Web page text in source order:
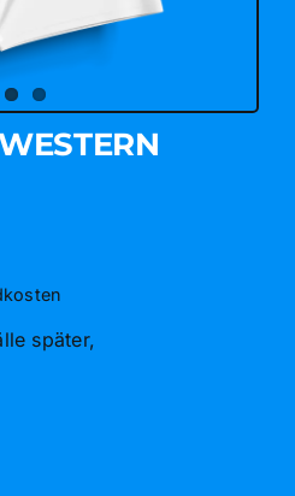
später,